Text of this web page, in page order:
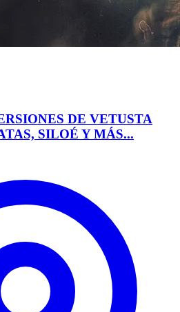
DE VETUSTA
SILOÉ Y MÁS...